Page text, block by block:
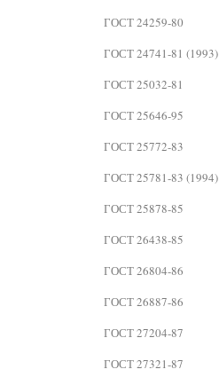
ГОСТ 24259-80
ГОСТ 24741-81 (1993)
ГОСТ 25032-81
ГОСТ 25646-95
ГОСТ 25772-83
ГОСТ 25781-83 (1994)
ГОСТ 25878-85
ГОСТ 26438-85
ГОСТ 26804-86
ГОСТ 26887-86
ГОСТ 27204-87
ГОСТ 27321-87